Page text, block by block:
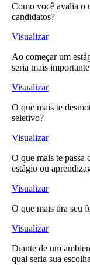
Como você avalia o
candidatos?
Visualizar
Ao começar um
seria mais
Visualizar
O que mais te
seletivo?
Visualizar
O que mais te passa
estágio ou
Visualizar
O que mais tira seu
Visualizar
Diante de um
qual seria sua